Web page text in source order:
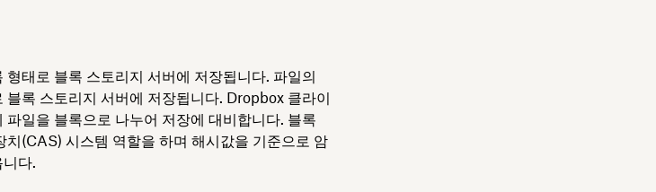
태로 블록 스토리지 서버에 저장됩니다. 파일의
록 스토리지 서버에 저장됩니다. Dropbox 클라이
일을 블록으로 나누어 저장에 대비합니다. 블록
(CAS) 시스템 역할을 하며 해시값을 기준으로 암
다.